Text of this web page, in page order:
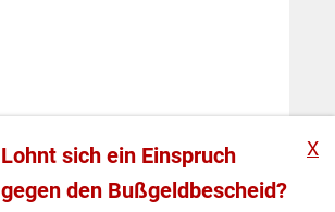
X
Lohnt sich ein Einspruch
gegen den Bußgeldbescheid?